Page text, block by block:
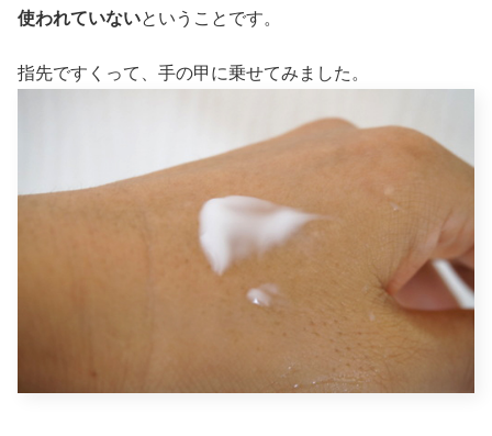
使われていないということです。
指先ですくって、手の甲に乗せてみました。